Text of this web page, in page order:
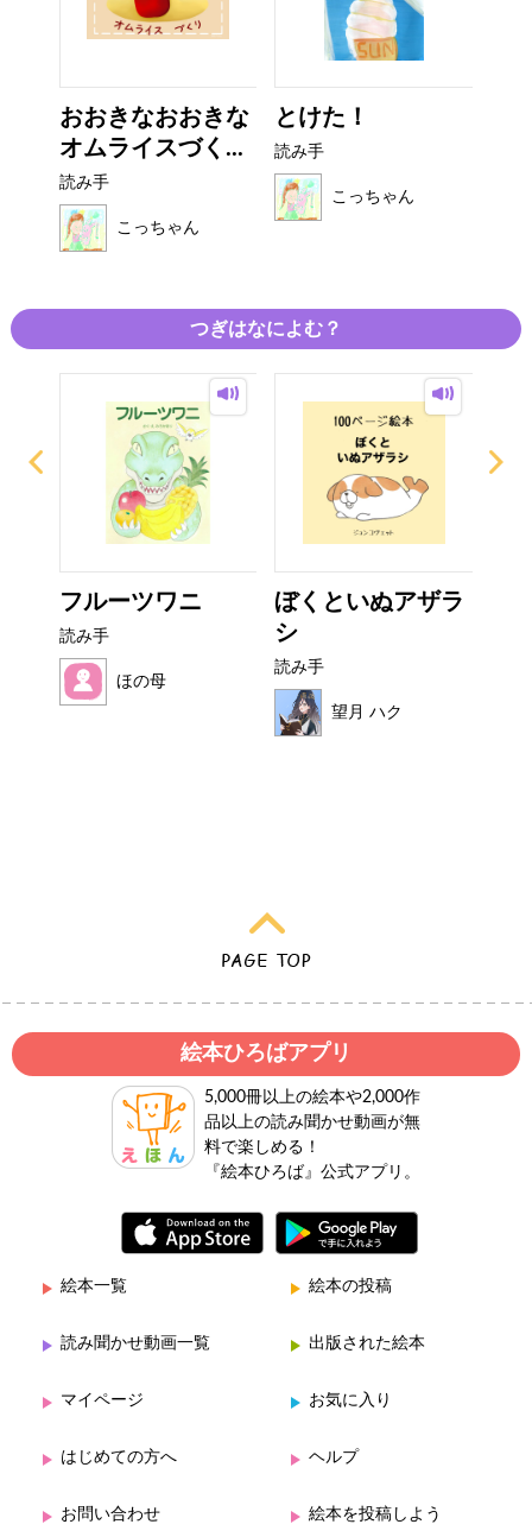
おおきなおおきな
オムライスづく...
読み手
こっちゃん
とけた！
読み手
こっちゃん
つぎはなによむ？
フルーツワニ
読み手
ほの母
ぼくといぬアザラ
シ
読み手
望月 ハク
絵本ひろばアプリ
5,000冊以上の絵本や2,000作
品以上の読み聞かせ動画が無
料で楽しめる！
『絵本ひろば』公式アプリ。
絵本一覧 絵本の投稿
読み聞かせ動画一覧 出版された絵本
マイページ お気に入り
はじめての方へ ヘルプ
お問い合わせ 絵本を投稿しよう